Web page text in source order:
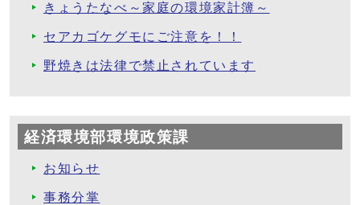
きょうたなべ～家庭の環境家計簿～
セアカゴケグモにご注意を！！
野焼きは法律で禁止されています
経済環境部環境政策課
お知らせ
事務分掌